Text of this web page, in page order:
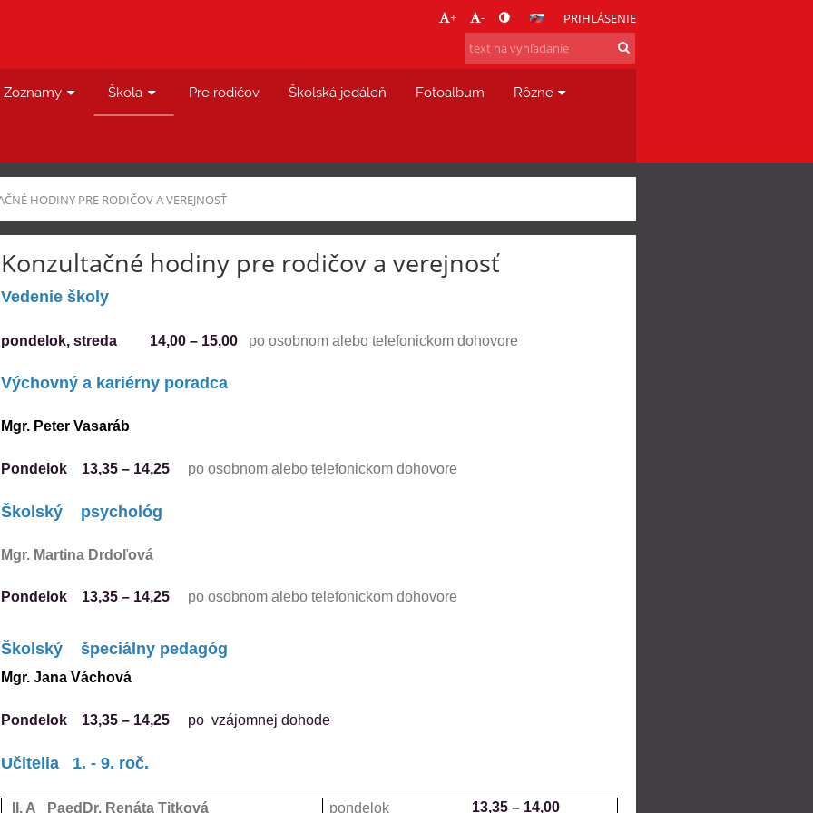
+ - PRIHLÁSENIE
Zoznamy Škola Pre rodičov Školská jedáleň Fotoalbum Rôzne
HODINY PRE RODIČOV A VEREJNOSŤ
Konzultačné hodiny pre rodičov a verejnosť
Vedenie školy
pondelok, streda 14,00 – 15,00 po osobnom alebo telefonickom dohovore
Výchovný a kariérny poradca
Mgr. Peter Vasaráb
Pondelok 13,35 – 14,25 po osobnom alebo telefonickom dohovore
Školský psychológ
Mgr. Martina Drdoľová
Pondelok 13,35 – 14,25 po osobnom alebo telefonickom dohovore
Školský špeciálny pedagóg
Mgr. Jana Váchová
Pondelok 13,35 – 14,25 po vzájomnej dohode
Učitelia 1. - 9. roč.
II. A PaedDr. Renáta Titková pondelok 13,35 – 14,00